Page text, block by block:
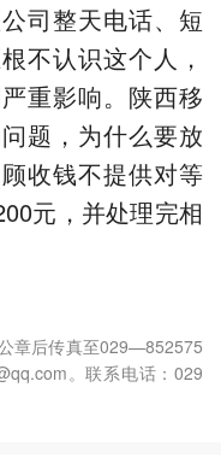
司整天电话、短
不认识这个人，
重影响。陕西移
题，为什么要放
收钱不提供对等
元，并处理完相
章后传真至029—852575
。联系电话：029